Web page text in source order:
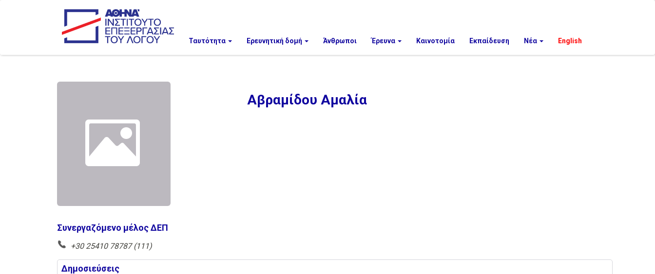
Ταυτότητα Ερευνητική δομή Άνθρωποι Έρευνα Καινοτομία Εκπαίδευση Νέα English
Συνεργαζόμενο μέλος ΔΕΠ
+30 25410 78787 (111)
Αβραμίδου Αμαλία
Δημοσιεύσεις